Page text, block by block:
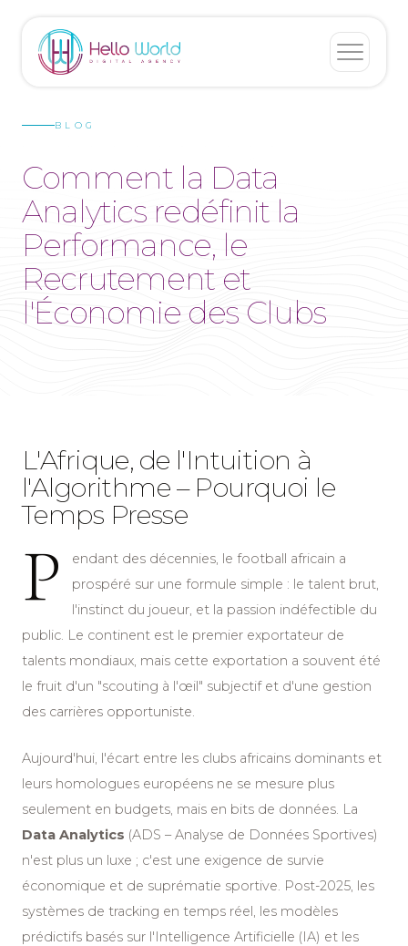
BLOG
Comment la Data
Analytics redéfinit la
Performance, le
Recrutement et
l'Économie des Clubs
L'Afrique, de l'Intuition à
l'Algorithme – Pourquoi le
Temps Presse
P
endant des décennies, le football africain a
prospéré sur une formule simple : le talent brut,
l'instinct du joueur, et la passion indéfectible du
public. Le continent est le premier exportateur de
talents mondiaux, mais cette exportation a souvent été
le fruit d'un "scouting à l'œil" subjectif et d'une gestion
des carrières opportuniste.
Aujourd'hui, l'écart entre les clubs africains dominants et
leurs homologues européens ne se mesure plus
seulement en budgets, mais en bits de données. La
Data Analytics (ADS – Analyse de Données Sportives)
n'est plus un luxe ; c'est une exigence de survie
économique et de suprématie sportive. Post-2025, les
systèmes de tracking en temps réel, les modèles
prédictifs basés sur l'Intelligence Artificielle (IA) et les